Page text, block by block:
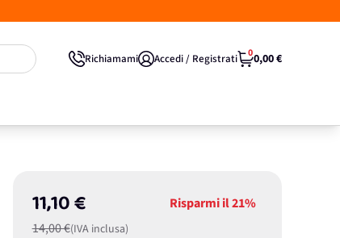
Richiamami Accedi / Registrati 00,00 €
11,10 €
14,00 €(IVA inclusa)
Risparmi il21%